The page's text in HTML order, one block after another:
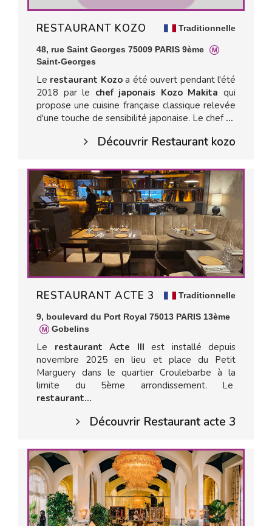
Traditionnelle
RESTAURANT KOZO
48, rue Saint Georges 75009 PARIS 9ème
Saint-Georges
Le restaurant Kozoa été ouvert pendant l'été
2018 par le chef japonais Kozo Makita qui
propose une cuisine française classique relevée
d'une touche de sensibilité japonaise. Le chef ...
Découvrir Restaurant kozo
Traditionnelle
RESTAURANT ACTE 3
9, boulevard du Port Royal 75013 PARIS 13ème
Gobelins
Le restaurant Acte III est installé depuis
novembre 2025 en lieu et place du Petit
Marguery dans le quartier Croulebarbe à la
limite du 5ème arrondissement. Le
restaurant...
Découvrir Restaurant acte 3